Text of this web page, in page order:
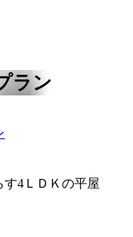
ラン
す4ＬＤＫの平屋